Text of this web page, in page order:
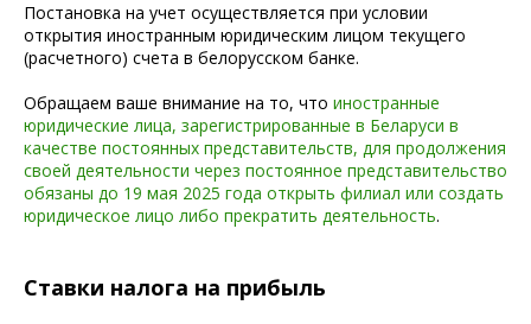
Постановка на учет осуществляется при условии
открытия иностранным юридическим лицом текущего
(расчетного) счета в белорусском банке.
Обращаем ваше внимание на то, что иностранные
юридические лица, зарегистрированные в Беларуси в
качестве постоянных представительств, для продолжения
своей деятельности через постоянное представительство
обязаны до 19 мая 2025 года открыть филиал или создать
юридическое лицо либо прекратить деятельность.
Ставки налога на прибыль